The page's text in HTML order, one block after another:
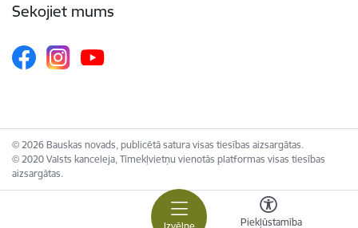
Piekļūstamība
Sekojiet mums
© 2026 Bauskas novads, publicētā satura visas tiesības aizsargātas.
© 2020 Valsts kanceleja, Tīmekļvietņu vienotās platformas visas tiesības
aizsargātas.